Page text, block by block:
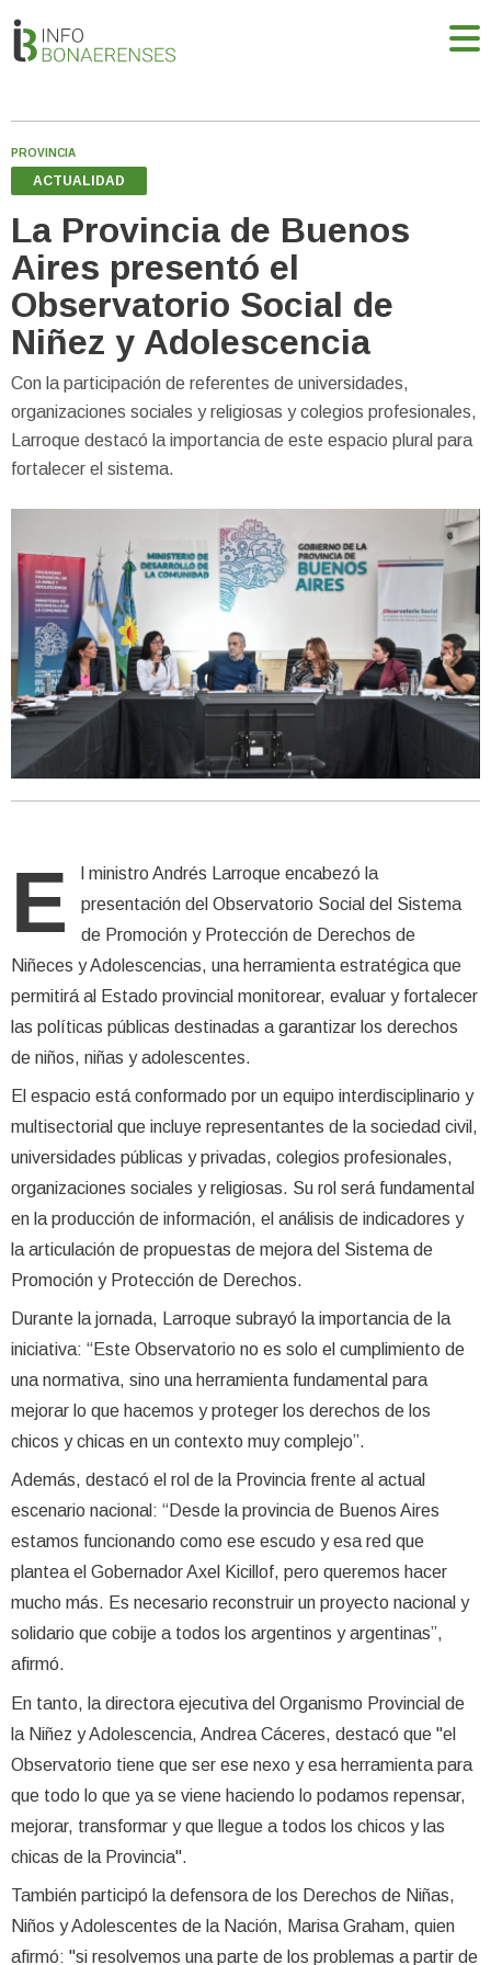
PROVINCIA
ACTUALIDAD
La Provincia de Buenos
Aires presentó el
Observatorio Social de
Niñez y Adolescencia
Con la participación de referentes de universidades,
organizaciones sociales y religiosas y colegios profesionales,
Larroque destacó la importancia de este espacio plural para
fortalecer el sistema.
E
l ministro Andrés Larroque encabezó la
presentación del Observatorio Social del Sistema
de Promoción y Protección de Derechos de
Niñeces y Adolescencias, una herramienta estratégica que
permitirá al Estado provincial monitorear, evaluar y fortalecer
las políticas públicas destinadas a garantizar los derechos
de niños, niñas y adolescentes.
El espacio está conformado por un equipo interdisciplinario y
multisectorial que incluye representantes de la sociedad civil,
universidades públicas y privadas, colegios profesionales,
organizaciones sociales y religiosas. Su rol será fundamental
en la producción de información, el análisis de indicadores y
la articulación de propuestas de mejora del Sistema de
Promoción y Protección de Derechos.
Durante la jornada, Larroque subrayó la importancia de la
iniciativa: “Este Observatorio no es solo el cumplimiento de
una normativa, sino una herramienta fundamental para
mejorar lo que hacemos y proteger los derechos de los
chicos y chicas en un contexto muy complejo”.
Además, destacó el rol de la Provincia frente al actual
escenario nacional: “Desde la provincia de Buenos Aires
estamos funcionando como ese escudo y esa red que
plantea el Gobernador Axel Kicillof, pero queremos hacer
mucho más. Es necesario reconstruir un proyecto nacional y
solidario que cobije a todos los argentinos y argentinas”,
afirmó.
En tanto, la directora ejecutiva del Organismo Provincial de
la Niñez y Adolescencia, Andrea Cáceres, destacó que "el
Observatorio tiene que ser ese nexo y esa herramienta para
que todo lo que ya se viene haciendo lo podamos repensar,
mejorar, transformar y que llegue a todos los chicos y las
chicas de la Provincia".
También participó la defensora de los Derechos de Niñas,
Niños y Adolescentes de la Nación, Marisa Graham, quien
afirmó: "si resolvemos una parte de los problemas a partir de